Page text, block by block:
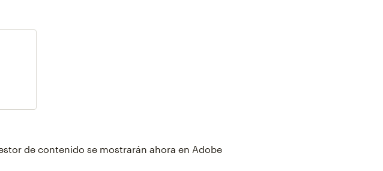
de contenido se mostrarán ahora en Adobe